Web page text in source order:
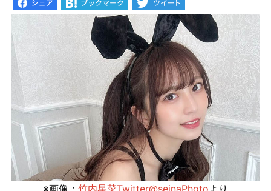
※画像： 竹内星菜Twitter@seinaPhotoより